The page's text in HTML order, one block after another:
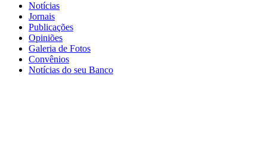
Notícias
Jornais
Publicações
Opiniões
Galeria de Fotos
Convênios
Notícias do seu Banco